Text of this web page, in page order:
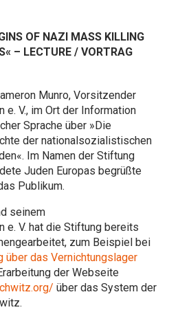
OF NAZI MASS KILLING
– LECTURE / VORTRAG
Munro, Vorsitzender
V., im Ort der Information
Sprache über »Die
der nationalsozialistischen
Im Namen der Stiftung
Juden Europas begrüßte
Publikum.
seinem
e. V. hat die Stiftung bereits
zum Beispiel bei
über das Vernichtungslager
der Webseite
über das System der